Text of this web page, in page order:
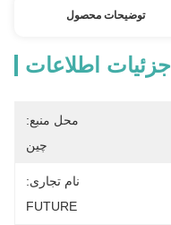
توضیحات محصول
جزئیات اطلاعات
محل منبع:
چین
نام تجاری:
FUTURE